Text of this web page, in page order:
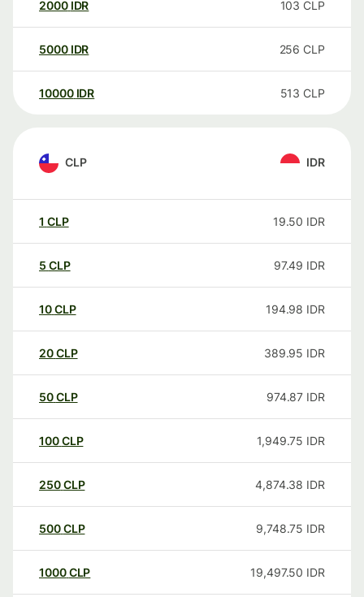
2000 IDR 103 CLP
5000 IDR 256 CLP
10000 IDR 513 CLP
CLP IDR
1 CLP 19.50 IDR
5 CLP 97.49 IDR
10CLP 194.98 IDR
20CLP 389.95 IDR
50CLP 974.87 IDR
100CLP 1,949.75 IDR
250CLP 4,874.38 IDR
500CLP 9,748.75 IDR
1000CLP 19,497.50 IDR